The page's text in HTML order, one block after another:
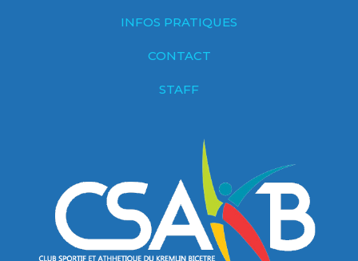
INFOS PRATIQUES
CONTACT
STAFF